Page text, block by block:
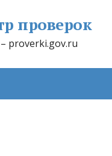
проверок
proverki.gov.ru